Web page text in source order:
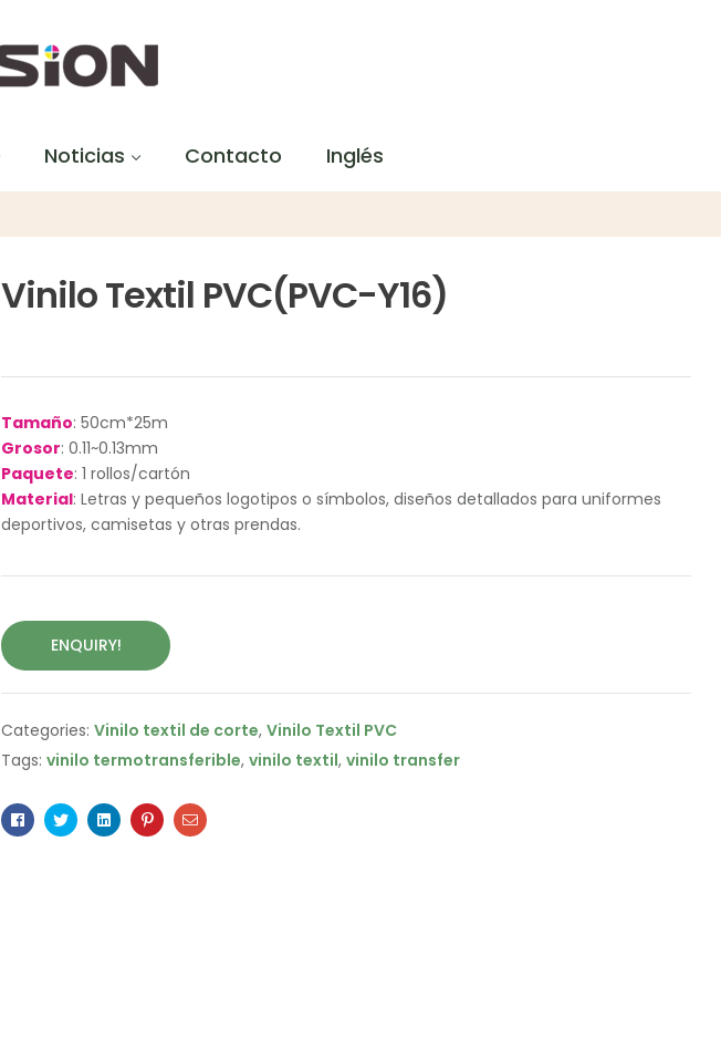
Noticias Contacto Inglés
Vinilo Textil PVC(PVC-Y16)
Tamaño: 50cm*25m
Grosor: 0.11~0.13mm
Paquete: 1 rollos/cartón
Material: Letras y pequeños logotipos o símbolos, diseños detallados para uniformes
deportivos, camisetas y otras prendas.
ENQUIRY!
Categories: Vinilo textil de corte, Vinilo Textil PVC
Tags: vinilo termotransferible, vinilo textil, vinilo transfer
Facebook
TwitterLinkedinPinterestEmail